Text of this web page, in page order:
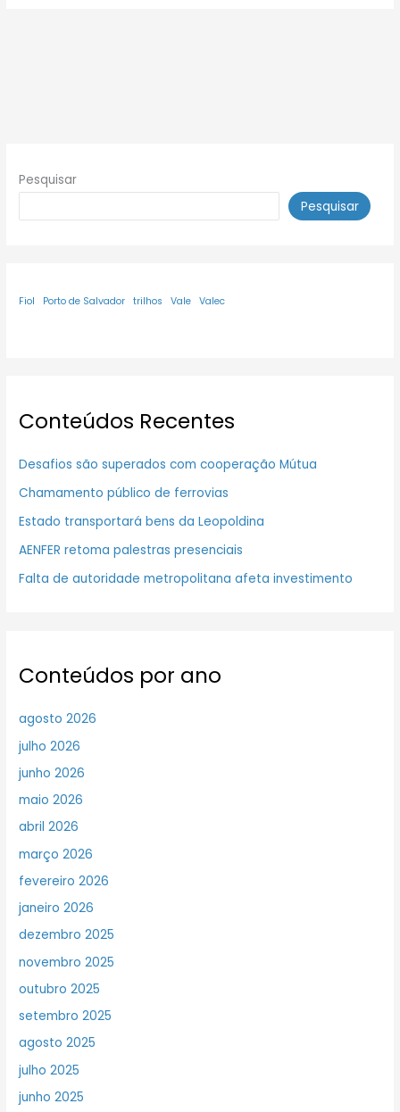
Pesquisar
Pesquisar
Fiol Porto de Salvador trilhos Vale Valec
Conteúdos Recentes
Desafios são superados com cooperação Mútua
Chamamento público de ferrovias
Estado transportará bens da Leopoldina
AENFER retoma palestras presenciais
Falta de autoridade metropolitana afeta investimento
Conteúdos por ano
agosto 2026
julho 2026
junho 2026
maio 2026
abril 2026
março 2026
fevereiro 2026
janeiro 2026
dezembro 2025
novembro 2025
outubro 2025
setembro 2025
agosto 2025
julho 2025
junho 2025